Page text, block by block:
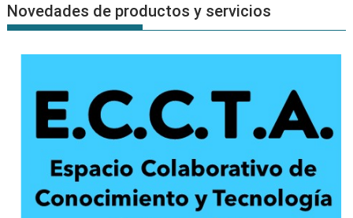
Novedades de productos y servicios